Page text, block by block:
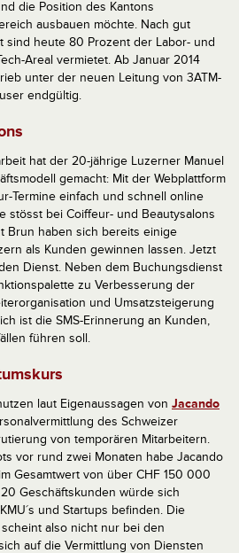
die Position des Kantons
ausbauen möchte. Nach gut
sind heute 80 Prozent der Labor- und
Areal vermietet. Ab Januar 2014
unter der neuen Leitung von 3ATM-
endgültig.
hat der 20-jährige Luzerner Manuel
gemacht: Mit der Webplattform
Termine einfach und schnell online
stösst bei Coiffeur- und Beautysalons
Brun haben sich bereits einige
als Kunden gewinnen lassen. Jetzt
Dienst. Neben dem Buchungsdienst
zu Verbesserung der
und Umsatzsteigerung
ist die SMS-Erinnerung an Kunden,
führen soll.
laut Eigenaussagen von Jacando
des Schweizer
von temporären Mitarbeitern.
vor rund zwei Monaten habe Jacando
Gesamtwert von über CHF 150 000
Geschäftskunden würde sich
und Startups befinden. Die
also nicht nur bei den
auf die Vermittlung von Diensten